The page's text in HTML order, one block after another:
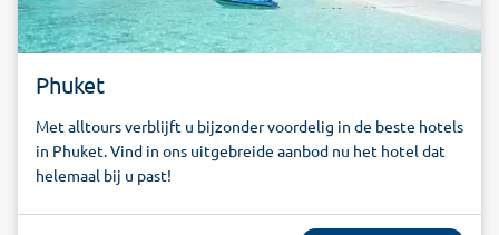
Phuket
Met alltours verblijft u bijzonder voordelig in de beste hotels
in Phuket. Vind in ons uitgebreide aanbod nu het hotel dat
helemaal bij u past!